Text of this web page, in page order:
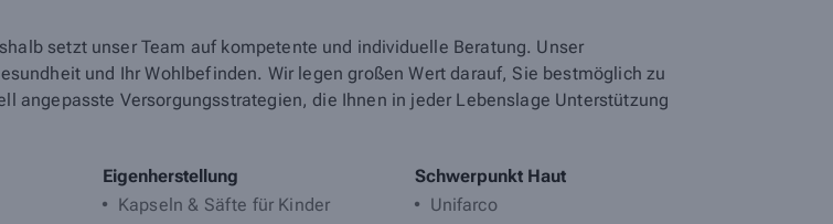
setzt unser Team auf kompetente und individuelle Beratung. Unser
und Ihr Wohlbefinden. Wir legen großen Wert darauf, Sie bestmöglich zu
angepasste Versorgungsstrategien, die Ihnen in jeder Lebenslage Unterstützung
Eigenherstellung
Kapseln & Säfte für Kinder
Schwerpunkt Haut
Unifarco